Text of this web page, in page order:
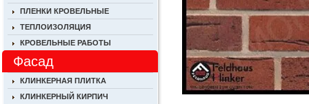
ПЛЕНКИ КРОВЕЛЬНЫЕ
ТЕПЛОИЗОЛЯЦИЯ
КРОВЕЛЬНЫЕ РАБОТЫ
Фасад
КЛИНКЕРНАЯ ПЛИТКА
КЛИНКЕРНЫЙ КИРПИЧ